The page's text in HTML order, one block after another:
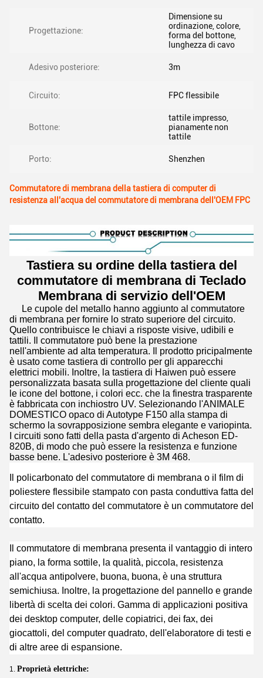
Progettazione:
Dimensione su
ordinazione, colore,
forma del bottone,
lunghezza di cavo
Adesivo posteriore: 3m
Circuito: FPC flessibile
Bottone:
tattile impresso,
pianamente non
tattile
Porto: Shenzhen
Commutatore di membrana della tastiera di computer di
resistenza all'acqua del commutatore di membrana dell'OEM FPC
Tastiera su ordine della tastiera del
commutatore di membrana di Teclado
Membrana di servizio dell'OEM
Le cupole del metallo hanno aggiunto al commutatore
di membrana per fornire lo strato superiore del circuito.
Quello contribuisce le chiavi a risposte visive, udibili e
tattili. Il commutatore può bene la prestazione
nell'ambiente ad alta temperatura. Il prodotto pricipalmente
è usato come tastiera di controllo per gli apparecchi
elettrici mobili. Inoltre, la tastiera di Haiwen può essere
personalizzata basata sulla progettazione del cliente quali
le icone del bottone, i colori ecc. che la finestra trasparente
è fabbricata con inchiostro UV. Selezionando l'ANIMALE
DOMESTICO opaco di Autotype F150 alla stampa di
schermo la sovrapposizione sembra elegante e variopinta.
I circuiti sono fatti della pasta d'argento di Acheson ED-
820B, di modo che può essere la resistenza e funzione
basse bene. L'adesivo posteriore è 3M 468.
Il policarbonato del commutatore di membrana o il film di
poliestere flessibile stampato con pasta conduttiva fatta del
circuito del contatto del commutatore è un commutatore del
contatto.
Il commutatore di membrana presenta il vantaggio di intero
piano, la forma sottile, la qualità, piccola, resistenza
all'acqua antipolvere, buona, buona, è una struttura
semichiusa. Inoltre, la progettazione del pannello e grande
libertà di scelta dei colori. Gamma di applicazioni positiva
dei desktop computer, delle copiatrici, dei fax, dei
giocattoli, del computer quadrato, dell'elaboratore di testi e
di altre aree di espansione.
1. Proprietà elettriche: